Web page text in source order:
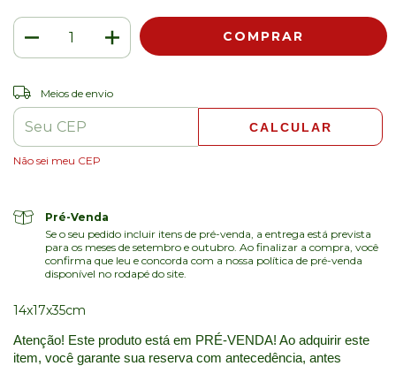
Entregas para o CEP:
Meios de envio
CALCULAR
Não sei meu CEP
Pré-Venda
Se o seu pedido incluir itens de pré-venda, a entrega está prevista
para os meses de setembro e outubro. Ao finalizar a compra, você
confirma que leu e concorda com a nossa política de pré-venda
disponível no rodapé do site.
14x17x35cm
Atenção! Este produto está em PRÉ-VENDA! Ao adquirir este
item, você garante sua reserva com antecedência, antes